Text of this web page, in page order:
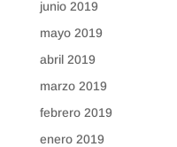
junio 2019
mayo 2019
abril 2019
marzo 2019
febrero 2019
enero 2019